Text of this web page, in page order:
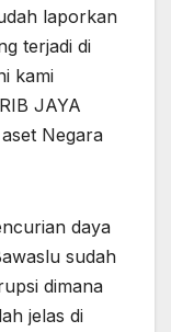
laporkan
terjadi di
kami
JAYA
Negara
daya
sudah
dimana
jelas di